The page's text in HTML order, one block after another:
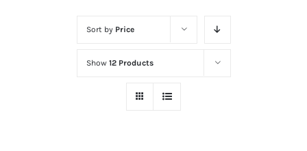
Sort by Price
Show 12 Products